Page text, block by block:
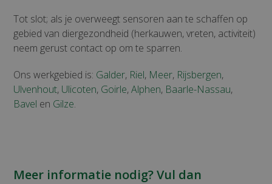
Tot slot; als je overweegt sensoren aan te schaffen op
gebied van diergezondheid (herkauwen, vreten, activiteit)
neem gerust contact op om te sparren.
Ons werkgebied is: Galder, Riel, Meer, Rijsbergen,
Ulvenhout, Ulicoten, Goirle,Alphen, Baarle-Nassau,
Bavel en Gilze.
Meer informatie nodig? Vul dan